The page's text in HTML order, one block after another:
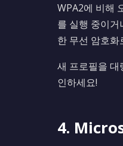
WPA2에 비해
를 실행 중이
한 무선 암호화
새 프로필을 대
인하세요!
4.